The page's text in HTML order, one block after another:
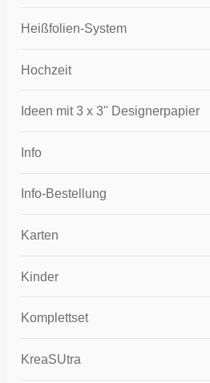
Heißfolien-System
Hochzeit
Ideen mit 3 x 3" Designerpapier
Info
Info-Bestellung
Karten
Kinder
Komplettset
KreaSUtra